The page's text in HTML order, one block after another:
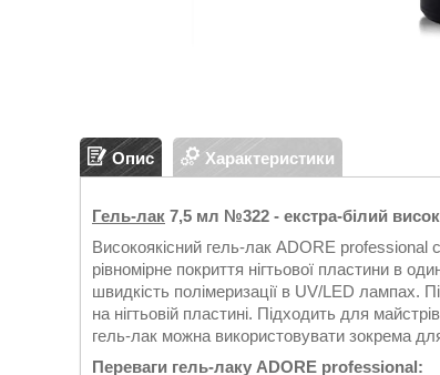
Опис Характеристики
Гель-лак 7,5 мл №322 - екстра-білий
Високоякісний гель-лак ADORE professional
рівномірне покриття нігтьової пластини в
швидкість полімеризації в UV/LED лампах.
на нігтьовій пластині. Підходить для
гель-лак можна використовувати зокрема
Переваги гель-лаку ADORE professional: